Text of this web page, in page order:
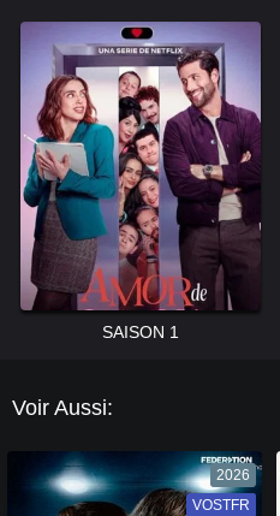
SAISON 1
Voir Aussi:
2026
VF
VOSTFR